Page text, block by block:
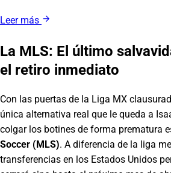
Leer más
La MLS: El último
el retiro inmediato
Con las puertas de la Liga MX
única alternativa real que le queda a
colgar los botines de forma prematura
Soccer (MLS). A diferencia de la liga
transferencias en los Estados Unidos